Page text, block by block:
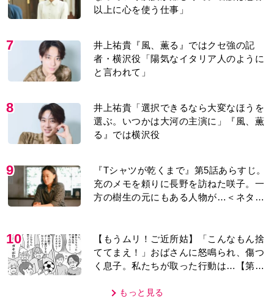
以上に心を使う仕事」
7
井上祐貴『風、薫る』ではクセ強の記
者・横沢役「陽気なイタリア人のように
と言われて」
8
井上祐貴「選択できるなら大変なほうを
選ぶ。いつかは大河の主演に」『風、薫
る』では横沢役
9
『Tシャツが乾くまで』第5話あらすじ。
充のメモを頼りに長野を訪ねた咲子。一
方の樹生の元にもある人物が…＜ネタバ
10
【もうムリ！ご近所姑】「こんなもん捨
ててまえ！」おばさんに怒鳴られ、傷つ
く息子。私たちが取った行動は…【第3
もっと見る